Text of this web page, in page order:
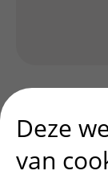
Deze
van